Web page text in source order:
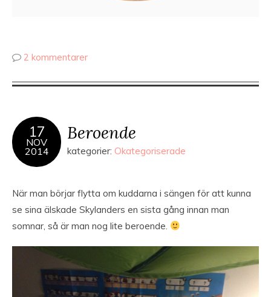
2 kommentarer
17
NOV
2014
Beroende
kategorier: Okategoriserade
När man börjar flytta om kuddarna i sängen för att kunna
se sina älskade Skylanders en sista gång innan man
somnar, så är man nog lite beroende.